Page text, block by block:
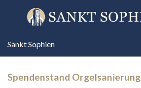
Sankt Sophien
Spendenstand Orgelsanierung